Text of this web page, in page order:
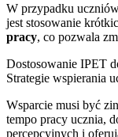
W przypadku
jest stosowanie
pracy, co pozwala
Dostosowanie IPET
Strategie wspierania
Wsparcie musi być
tempo pracy ucznia,
percepcyjnych i